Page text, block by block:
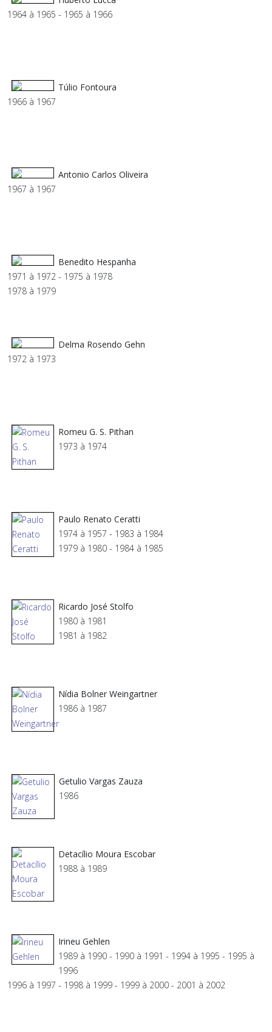
1964 à 1965 - 1965 à 1966
Túlio Fontoura
1966 à 1967
Antonio Carlos Oliveira
1967 à 1967
Benedito Hespanha
1971 à 1972 - 1975 à 1978
1978 à 1979
Delma Rosendo Gehn
1972 à 1973
Romeu G. S. Pithan
1973 à 1974
Paulo Renato Ceratti
1974 à 1957 - 1983 à 1984
1979 à 1980 - 1984 à 1985
Ricardo José Stolfo
1980 à 1981
1981 à 1982
Nídia Bolner Weingartner
1986 à 1987
Getulio Vargas Zauza
1986
Detacílio Moura Escobar
1988 à 1989
Irineu Gehlen
1989 à 1990 - 1990 à 1991 - 1994 à 1995 - 1995 à
1996
1996 à 1997 - 1998 à 1999 - 1999 à 2000 - 2001 à 2002